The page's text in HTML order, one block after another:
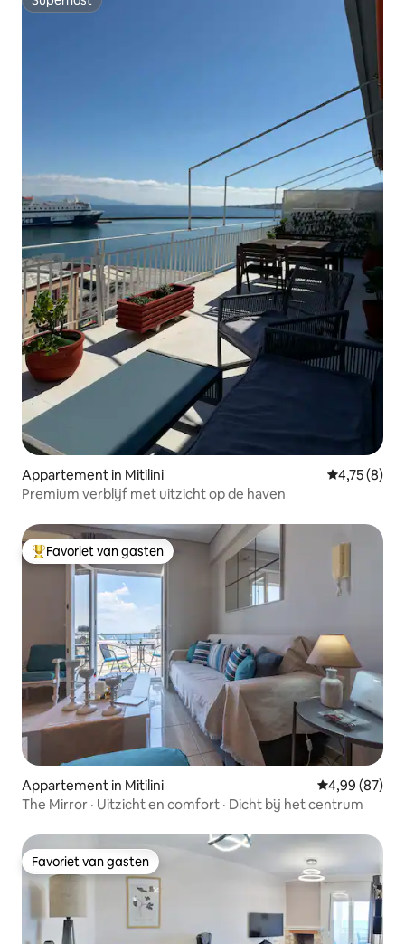
Superhost
Appartement in Mitilini
4,75 (8)
Premium verblijf met uitzicht op de haven
Topfavoriet van gasten
Favoriet van gasten
Appartement in Mitilini Gemiddelde
4,99 (87)
The Mirror · Uitzicht en comfort · Dicht bij het centrum
Favoriet van gasten
Favoriet van gasten